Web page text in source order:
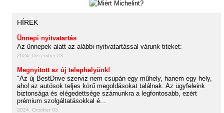
HÍREK
Ünnepi nyitvatartás
Az ünnepek alatt az alábbi nyitvatartással várunk titeket:
2024. December 23.
Megnyitott az új telephelyünk!
"Az új BestDrive szerviz nem csupán egy műhely, hanem egy hely,
ahol az autósok teljes körű megoldásokat találnak. Az ügyfeleink
biztonsága és elégedettsége számunkra a legfontosabb, ezért
prémium szolgáltatásokkal é...
2024. October 03.